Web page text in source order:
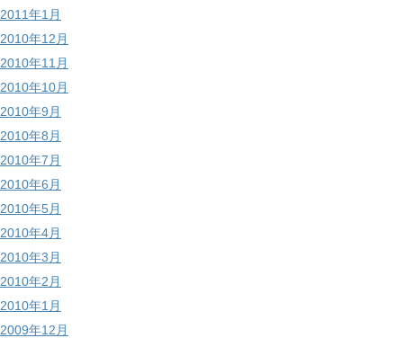
2011年1月
2010年12月
2010年11月
2010年10月
2010年9月
2010年8月
2010年7月
2010年6月
2010年5月
2010年4月
2010年3月
2010年2月
2010年1月
2009年12月